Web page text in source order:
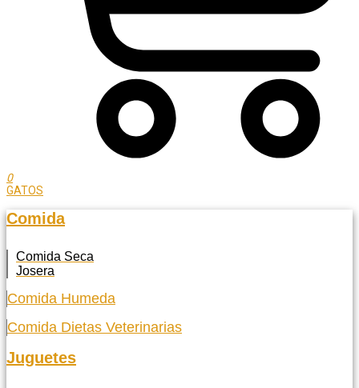
0
GATOS
Comida
Comida Seca
Josera
Comida Humeda
Comida Dietas Veterinarias
Juguetes